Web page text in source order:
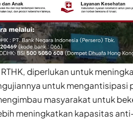
diperlukan untuk
untuk mengantisipasi
masyarakat untuk
meningkatkan kapasitas